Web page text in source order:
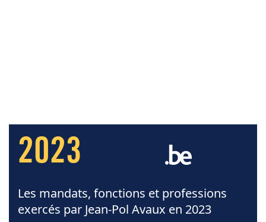
2023
Les mandats, fonctions et professions
exercés par Jean-Pol Avaux en 2023